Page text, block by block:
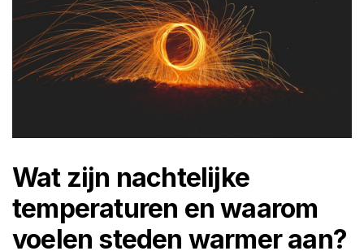
Wat zijn nachtelijke
temperaturen en waarom
voelen steden warmer aan?